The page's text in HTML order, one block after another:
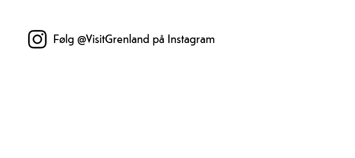
Følg @VisitGrenland på Instagram